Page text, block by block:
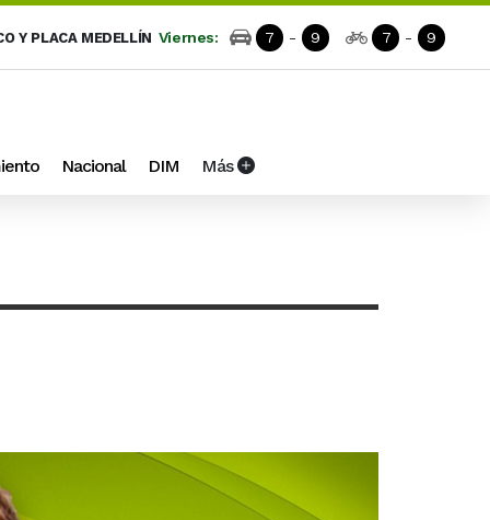
Y PLACA MEDELLÍN Viernes: 7 - 9 7 - 9
Nacional DIM Más